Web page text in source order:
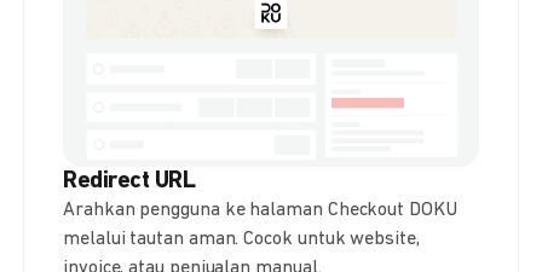
Redirect URL
Arahkan pengguna ke halaman Checkout DOKU
melalui tautan aman. Cocok untuk website,